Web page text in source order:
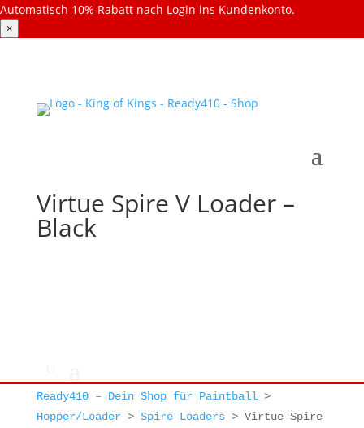
Automatisch 10% Rabatt nach Login ins Kundenkonto.
×
Virtue Spire V Loader –
Black
Ready410 – Dein Shop für Paintball>
Hopper/Loader> Spire Loaders> Virtue Spire